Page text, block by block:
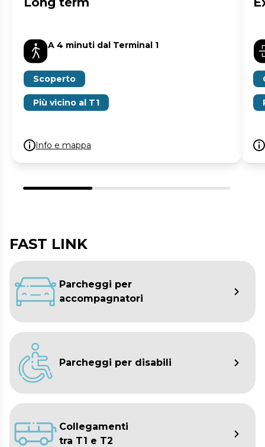
A 4 minuti dal Terminal 1
Scoperto
Più vicino al T1
Info e mappa
FAST LINK
Parcheggi per
accompagnatori
Parcheggi per disabili
Collegamenti
tra T1 e T2